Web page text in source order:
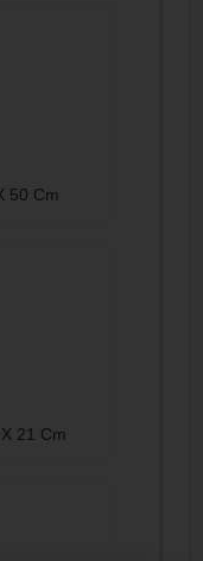
50 Cm
21 Cm